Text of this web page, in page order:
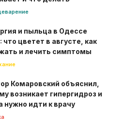
и пыльца в Одессе
что цветет в августе, как
и лечить симптомы
Комаровский объяснил,
возникает гипергидроз и
нужно идти к врачу